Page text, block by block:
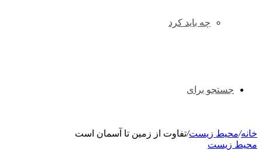
چه باید کرد
جستجو برای
خانه/محیط زیست/تفاوت از زمین تا آسمان است
محیط زیست